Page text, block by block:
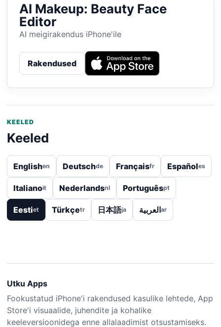
AI Makeup: Beauty Face
Editor
AI meigirakendus iPhone'ile
Rakendused
KEELED
Keeled
Englishen Deutschde Françaisfr Españoles
Italianoit Nederlandsnl Portuguêspt
Eestiet Türkçetr 日本語ja العربيةar
Utku Apps
Fookustatud iPhone'i rakendused kasulike lehtede, App
Store'i visuaalide, juhendite ja kohalike
keeleversioonidega enne allalaadimist otsustamiseks.